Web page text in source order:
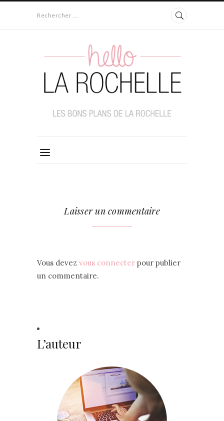
Rechercher ...
Laisser un commentaire
Vous devez vous connecter pour publier
un commentaire.
L’auteur